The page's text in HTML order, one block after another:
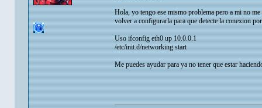
Hola, yo tengo ese mismo problema pero a mi no
volver a configurarla para que detecte la conexion
Uso ifconfig eth0 up 10.0.0.1
/etc/init.d/networking start
Me puedes ayudar para ya no tener que estar